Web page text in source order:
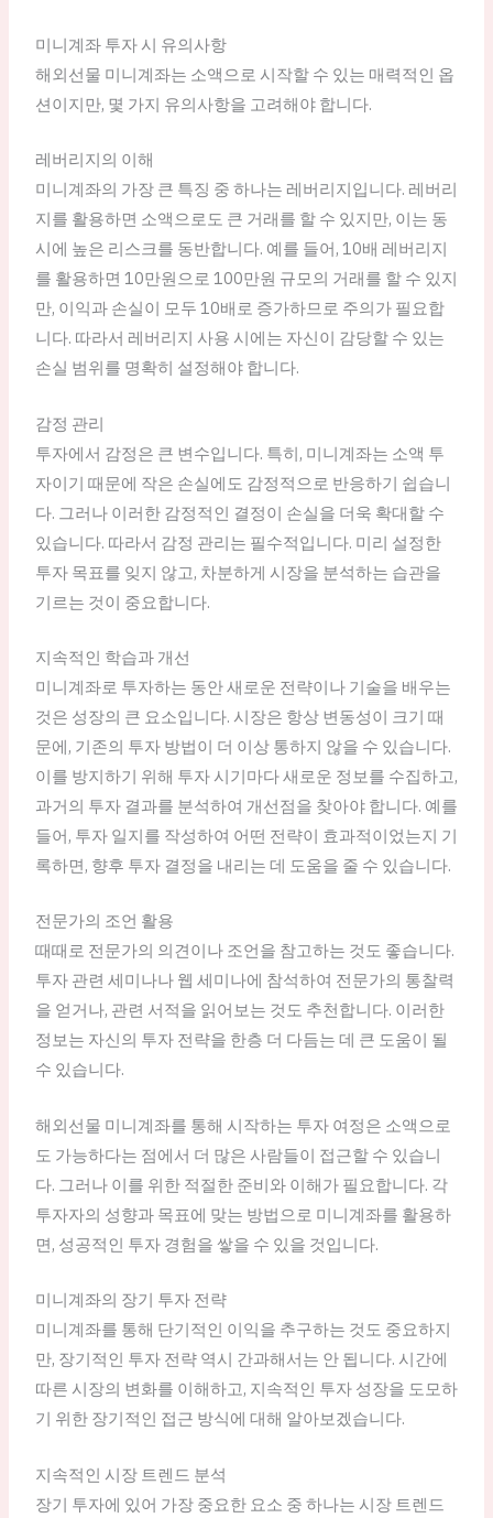
미니계좌 투자 시 유의사항
해외선물 미니계좌는 소액으로 시작할 수 있는 매력적인 옵
션이지만, 몇 가지 유의사항을 고려해야 합니다.
레버리지의 이해
미니계좌의 가장 큰 특징 중 하나는 레버리지입니다. 레버리
지를 활용하면 소액으로도 큰 거래를 할 수 있지만, 이는 동
시에 높은 리스크를 동반합니다. 예를 들어, 10배 레버리지
를 활용하면 10만원으로 100만원 규모의 거래를 할 수 있지
만, 이익과 손실이 모두 10배로 증가하므로 주의가 필요합
니다. 따라서 레버리지 사용 시에는 자신이 감당할 수 있는
손실 범위를 명확히 설정해야 합니다.
감정 관리
투자에서 감정은 큰 변수입니다. 특히, 미니계좌는 소액 투
자이기 때문에 작은 손실에도 감정적으로 반응하기 쉽습니
다. 그러나 이러한 감정적인 결정이 손실을 더욱 확대할 수
있습니다. 따라서 감정 관리는 필수적입니다. 미리 설정한
투자 목표를 잊지 않고, 차분하게 시장을 분석하는 습관을
기르는 것이 중요합니다.
지속적인 학습과 개선
미니계좌로 투자하는 동안 새로운 전략이나 기술을 배우는
것은 성장의 큰 요소입니다. 시장은 항상 변동성이 크기 때
문에, 기존의 투자 방법이 더 이상 통하지 않을 수 있습니다.
이를 방지하기 위해 투자 시기마다 새로운 정보를 수집하고,
과거의 투자 결과를 분석하여 개선점을 찾아야 합니다. 예를
들어, 투자 일지를 작성하여 어떤 전략이 효과적이었는지 기
록하면, 향후 투자 결정을 내리는 데 도움을 줄 수 있습니다.
전문가의 조언 활용
때때로 전문가의 의견이나 조언을 참고하는 것도 좋습니다.
투자 관련 세미나나 웹 세미나에 참석하여 전문가의 통찰력
을 얻거나, 관련 서적을 읽어보는 것도 추천합니다. 이러한
정보는 자신의 투자 전략을 한층 더 다듬는 데 큰 도움이 될
수 있습니다.
해외선물 미니계좌를 통해 시작하는 투자 여정은 소액으로
도 가능하다는 점에서 더 많은 사람들이 접근할 수 있습니
다. 그러나 이를 위한 적절한 준비와 이해가 필요합니다. 각
투자자의 성향과 목표에 맞는 방법으로 미니계좌를 활용하
면, 성공적인 투자 경험을 쌓을 수 있을 것입니다.
미니계좌의 장기 투자 전략
미니계좌를 통해 단기적인 이익을 추구하는 것도 중요하지
만, 장기적인 투자 전략 역시 간과해서는 안 됩니다. 시간에
따른 시장의 변화를 이해하고, 지속적인 투자 성장을 도모하
기 위한 장기적인 접근 방식에 대해 알아보겠습니다.
지속적인 시장 트렌드 분석
장기 투자에 있어 가장 중요한 요소 중 하나는 시장 트렌드